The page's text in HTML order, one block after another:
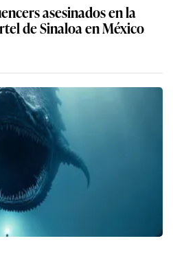
asesinados en la
de Sinaloa en México